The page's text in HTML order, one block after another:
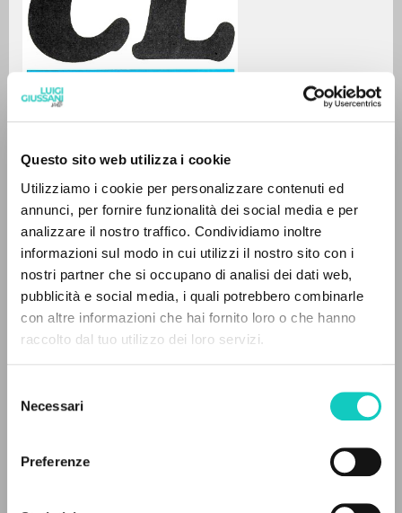
Questo sito web utilizza i cookie
Utilizziamo i cookie per personalizzare contenuti ed
annunci, per fornire funzionalità dei social media e per
analizzare il nostro traffico. Condividiamo inoltre
informazioni sul modo in cui utilizzi il nostro sito con i
nostri partner che si occupano di analisi dei dati web,
pubblicità e social media, i quali potrebbero combinarle
con altre informazioni che hai fornito loro o che hanno
raccolto dal tuo utilizzo dei loro servizi.
delNecessari
Preferenze
Giussani LuigiAutore
Portoghese BR
CL-Comunhão e Libertação
1991
Pagine: 6
0DOCUMENTI TROVATI
RISULTATI SUCCESSIVI